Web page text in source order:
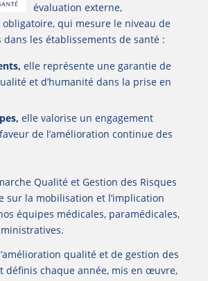
évaluation externe,
qui mesure le niveau de
les établissements de santé :
elle représente une garantie de
et d’humanité dans la prise en
elle valorise un engagement
de l’amélioration continue des
Qualité et Gestion des Risques
sur la mobilisation et l’implication
équipes médicales, paramédicales,
qualité et de gestion des
définis chaque année, mis en œuvre,